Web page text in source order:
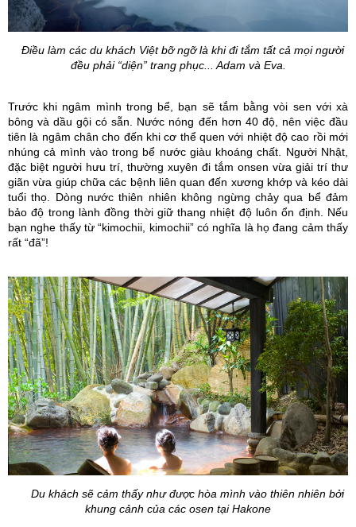
Điều làm các du khách Việt bỡ ngỡ là khi đi tắm tất cả mọi người
đều phải “diện” trang phục... Adam và Eva.
Trước khi ngâm mình trong bể, bạn sẽ tắm bằng vòi sen với xà
bông và dầu gội có sẵn. Nước nóng đến hơn 40 độ, nên việc đầu
tiên là ngâm chân cho đến khi cơ thể quen với nhiệt độ cao rồi mới
nhúng cả mình vào trong bể nước giàu khoáng chất. Người Nhật,
đặc biệt người hưu trí, thường xuyên đi tắm onsen vừa giải trí thư
giãn vừa giúp chữa các bệnh liên quan đến xương khớp và kéo dài
tuổi thọ. Dòng nước thiên nhiên không ngừng chảy qua bể đảm
bảo độ trong lành đồng thời giữ thang nhiệt độ luôn ổn định. Nếu
bạn nghe thấy từ “kimochii, kimochii” có nghĩa là họ đang cảm thấy
rất “đã”!
Du khách sẽ cảm thấy như được hòa mình vào thiên nhiên bởi
khung cảnh của các osen tại Hakone